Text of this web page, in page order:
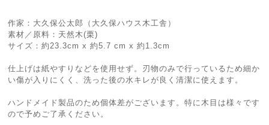
作家：大久保公太郎（大久保ハウス木工舎）
素材／原料：天然木(栗)
サイズ：約23.3cm x 約5.7 cm x 約1.3cm
仕上げは紙やすりなどを使用せず。刃物のみで行っているため細か
い傷が入りにくく、洗った後の水キレが良く清潔に使えます。
ハンドメイド製品のため個体差がございます。特に木目は様々です
ので予めご了承ください。